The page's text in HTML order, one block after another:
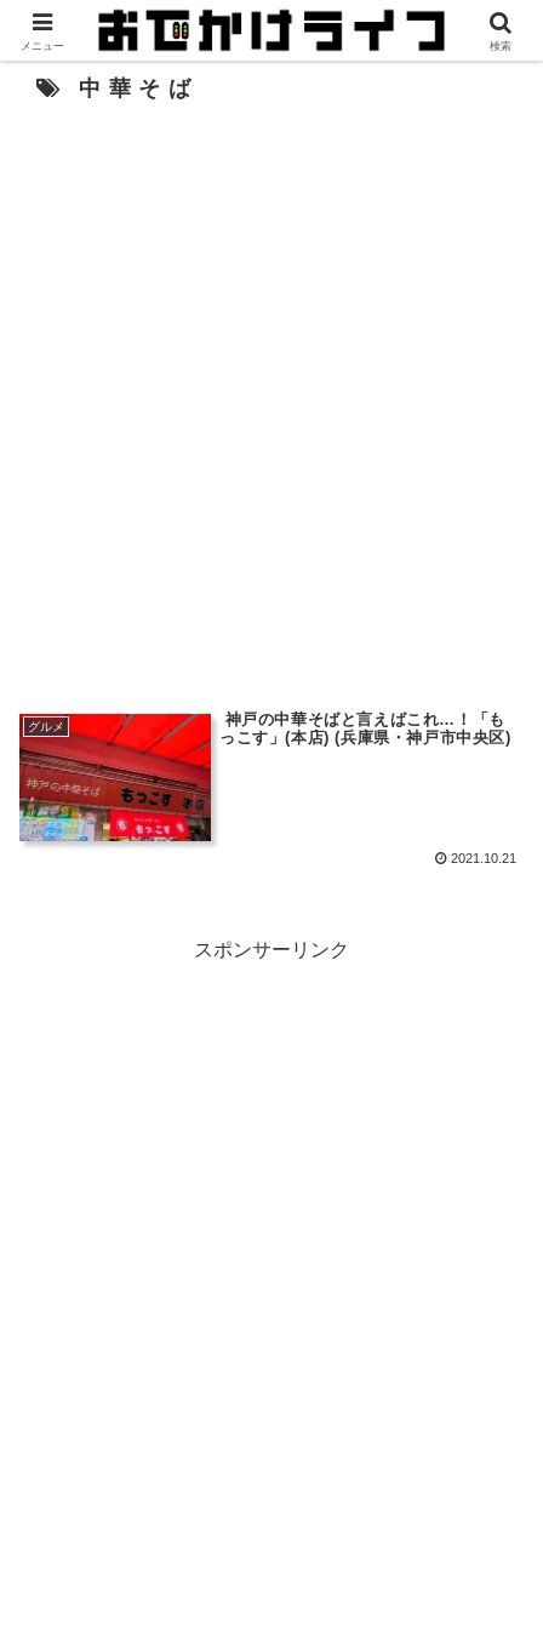
中華そば
グルメ
神戸の中華そばと言えばこれ…！「も
っこす」(本店) (兵庫県・神戸市中央区)
2021.10.21
スポンサーリンク
メニュー 検索